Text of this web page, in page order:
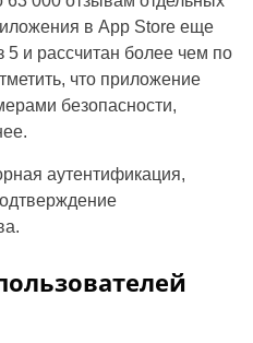
в App Store еще
и рассчитан более чем по
что приложение
безопасности,
аутентификация,